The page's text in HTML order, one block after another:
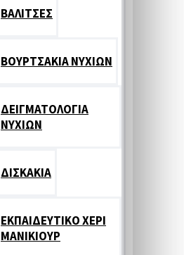
ΒΑΛΙΤΣΕΣ
ΒΟΥΡΤΣΑΚΙΑ ΝΥΧΙΩΝ
ΔΕΙΓΜΑΤΟΛΟΓΙΑ
ΝΥΧΙΩΝ
ΔΙΣΚΑΚΙΑ
ΕΚΠΑΙΔΕΥΤΙΚΟ ΧΕΡΙ
ΜΑΝΙΚΙΟΥΡ